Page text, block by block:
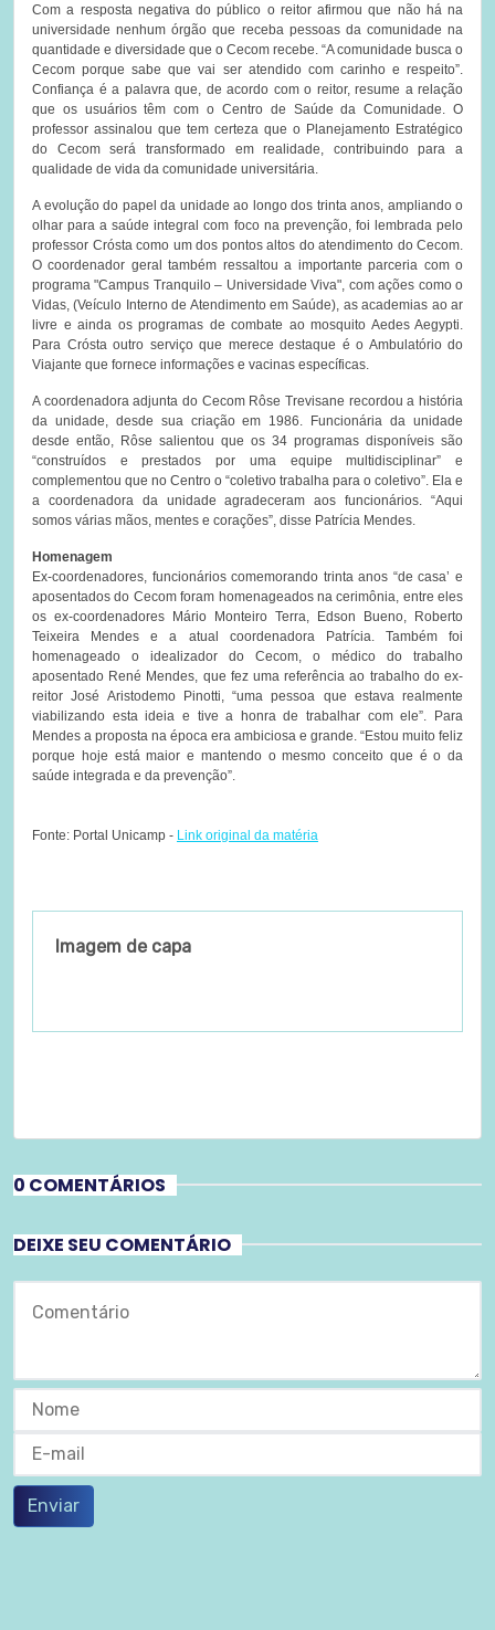
Com a resposta negativa do público o reitor afirmou que não há na
universidade nenhum órgão que receba pessoas da comunidade na
quantidade e diversidade que o Cecom recebe. “A comunidade busca o
Cecom porque sabe que vai ser atendido com carinho e respeito”.
Confiança é a palavra que, de acordo com o reitor, resume a relação
que os usuários têm com o Centro de Saúde da Comunidade. O
professor assinalou que tem certeza que o Planejamento Estratégico
do Cecom será transformado em realidade, contribuindo para a
qualidade de vida da comunidade universitária.
A evolução do papel da unidade ao longo dos trinta anos, ampliando o
olhar para a saúde integral com foco na prevenção, foi lembrada pelo
professor Crósta como um dos pontos altos do atendimento do Cecom.
O coordenador geral também ressaltou a importante parceria com o
programa "Campus Tranquilo – Universidade Viva", com ações como o
Vidas, (Veículo Interno de Atendimento em Saúde), as academias ao ar
livre e ainda os programas de combate ao mosquito Aedes Aegypti.
Para Crósta outro serviço que merece destaque é o Ambulatório do
Viajante que fornece informações e vacinas específicas.
A coordenadora adjunta do Cecom Rôse Trevisane recordou a história
da unidade, desde sua criação em 1986. Funcionária da unidade
desde então, Rôse salientou que os 34 programas disponíveis são
“construídos e prestados por uma equipe multidisciplinar” e
complementou que no Centro o “coletivo trabalha para o coletivo”. Ela e
a coordenadora da unidade agradeceram aos funcionários. “Aqui
somos várias mãos, mentes e corações”, disse Patrícia Mendes.
Homenagem
Ex-coordenadores, funcionários comemorando trinta anos “de casa’ e
aposentados do Cecom foram homenageados na cerimônia, entre eles
os ex-coordenadores Mário Monteiro Terra, Edson Bueno, Roberto
Teixeira Mendes e a atual coordenadora Patrícia. Também foi
homenageado o idealizador do Cecom, o médico do trabalho
aposentado René Mendes, que fez uma referência ao trabalho do ex-
reitor José Aristodemo Pinotti, “uma pessoa que estava realmente
viabilizando esta ideia e tive a honra de trabalhar com ele”. Para
Mendes a proposta na época era ambiciosa e grande. “Estou muito feliz
porque hoje está maior e mantendo o mesmo conceito que é o da
saúde integrada e da prevenção”.
Fonte: Portal Unicamp - Link original da matéria
Imagem de capa
0 COMENTÁRIOS
DEIXE SEU COMENTÁRIO
Enviar